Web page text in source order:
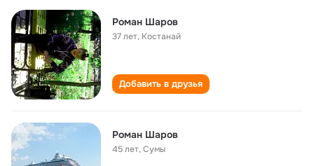
Роман Шаров
37 лет, Костанай
Добавить в друзья
Роман Шаров
45 лет,Сумы